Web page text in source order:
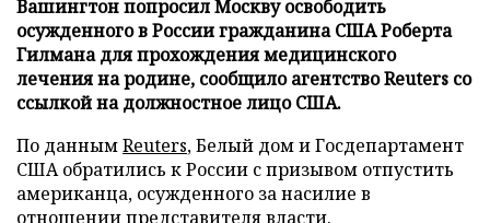
Вашингтон попросил Москву освободить
осужденного в России гражданина США Роберта
Гилмана для прохождения медицинского
лечения на родине, сообщило агентство Reuters со
ссылкой на должностное лицо США.
По даннымReuters, Белый дом и Госдепартамент
США обратились к России с призывом отпустить
американца, осужденного за насилие в
отношении представителя власти.